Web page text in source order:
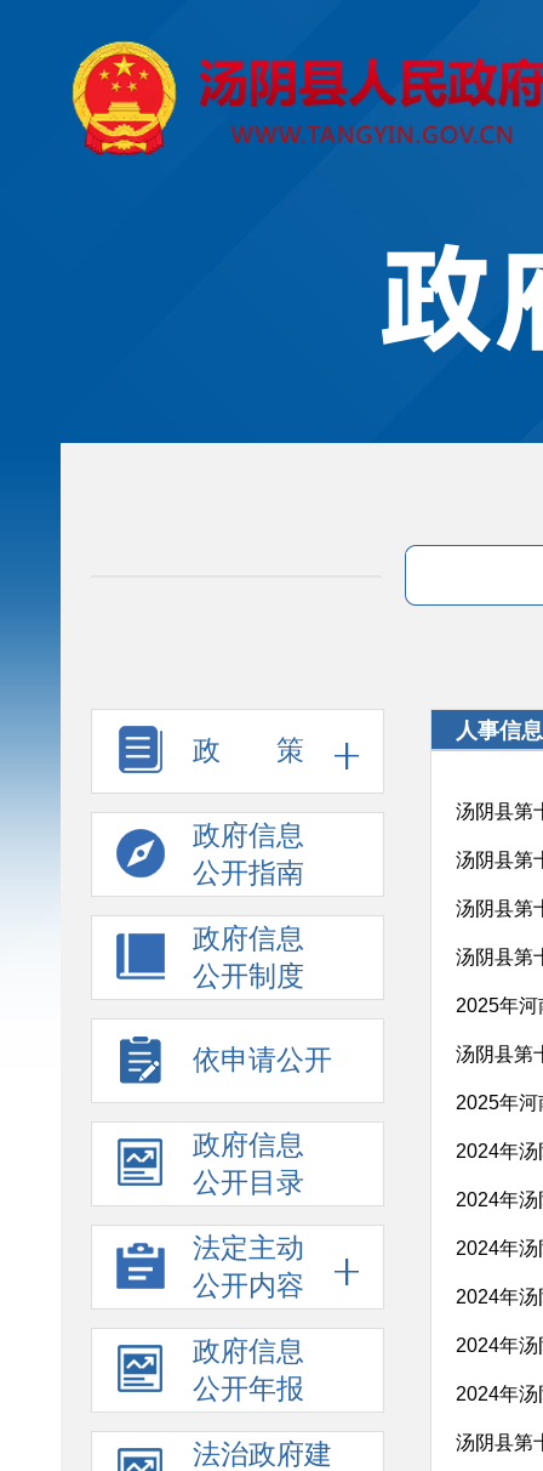
政 策
政府信息
公开指南
政府信息
公开制度
依申请公开
政府信息
公开目录
法定主动
公开内容
政府信息
公开年报
法治政府建
人事信息
汤阴县第
汤阴县第
汤阴县第
汤阴县第
2025年
汤阴县第
2025年
2024年
2024年
2024年
2024年
2024年
2024年
汤阴县第